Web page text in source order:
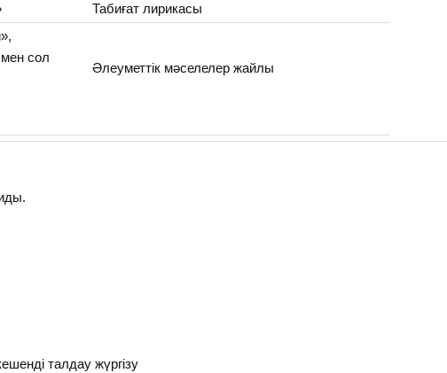
Табиғат лирикасы
сол
Әлеуметтік мәселелер жайлы
талдау жүргізу